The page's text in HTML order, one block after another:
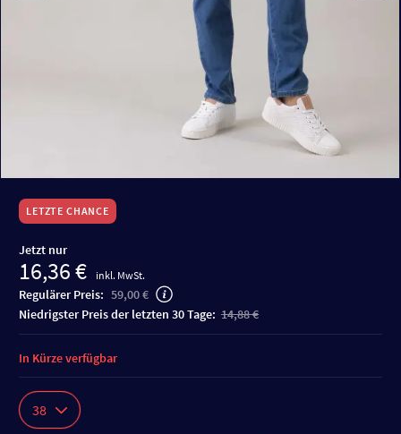
LETZTE CHANCE
Jetzt nur
16,36 € inkl. MwSt.
Regulärer Preis: 59,00 €
niedrigster Preis der letzten 30 Tage: 14,88 €
38
In Kürze verfügbar